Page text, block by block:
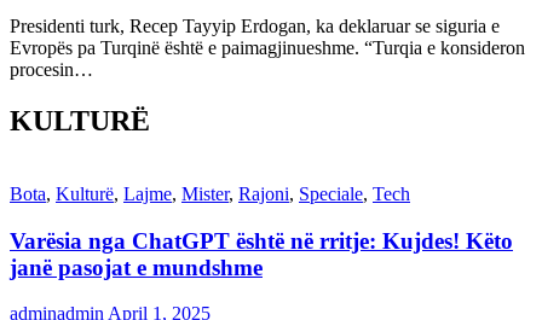
Presidenti turk, Recep Tayyip Erdogan, ka deklaruar se siguria e
Evropës pa Turqinë është e paimagjinueshme. “Turqia e konsideron
procesin…
KULTURË
Bota, Kulturë, Lajme, Mister, Rajoni, Speciale, Tech
Varësia nga ChatGPT është në rritje: Kujdes! Këto
janë pasojat e mundshme
adminadmin April 1, 2025